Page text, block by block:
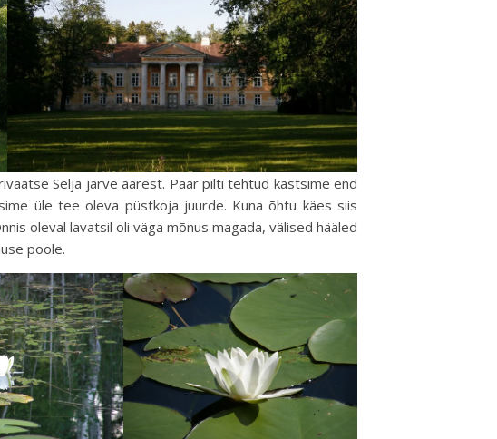
Selja järve äärest. Paar pilti tehtud kastsime end
üle tee oleva püstkoja juurde. Kuna õhtu käes siis
oleval lavatsil oli väga mõnus magada, välised hääled
poole.